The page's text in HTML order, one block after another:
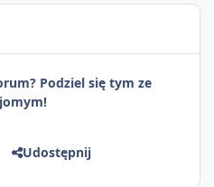
Podziel się tym ze
Udostępnij